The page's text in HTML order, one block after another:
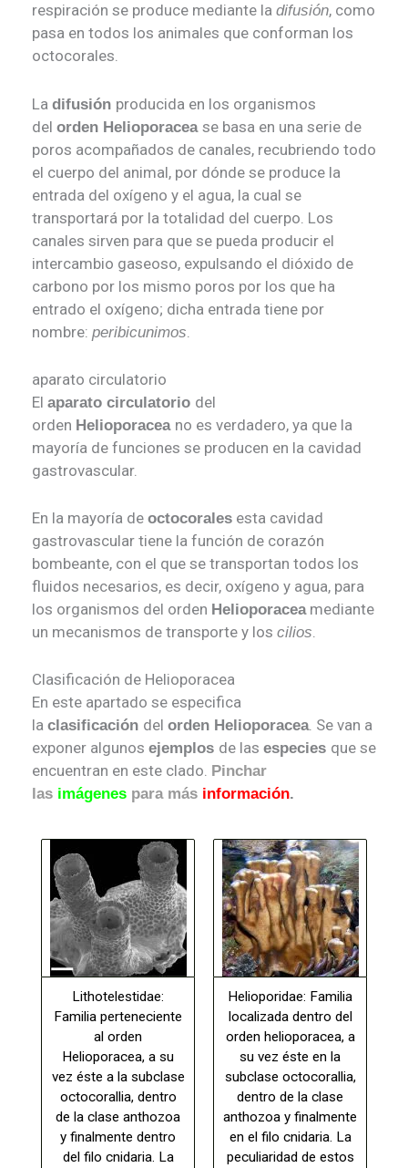
respiración se produce mediante la difusión, como
pasa en todos los animales que conforman los
octocorales.
La difusión producida en los organismos
del orden Helioporacea se basa en una serie de
poros acompañados de canales, recubriendo todo
el cuerpo del animal, por dónde se produce la
entrada del oxígeno y el agua, la cual se
transportará por la totalidad del cuerpo. Los
canales sirven para que se pueda producir el
intercambio gaseoso, expulsando el dióxido de
carbono por los mismo poros por los que ha
entrado el oxígeno; dicha entrada tiene por
nombre: peribicunimos
aparato circulatorio
El aparato circulatorio del
orden Helioporacea no es verdadero, ya que la
mayoría de funciones se producen en la cavidad
gastrovascular.
En la mayoría de octocorales esta cavidad
gastrovascular tiene la función de corazón
bombeante, con el que se transportan todos los
fluidos necesarios, es decir, oxígeno y agua, para
los organismos del orden Helioporaceamediante
un mecanismos de transporte y los cilios
Clasificación de Helioporacea
En este apartado se especifica
la clasificación del orden Helioporacea. Se van a
exponer algunos ejemplos de las especies que se
encuentran en este clado. Pinchar
las imágenes para más información.
Lithotelestidae:
Familia perteneciente
al orden
Helioporacea, a su
vez éste a la subclase
octocorallia, dentro
de la clase anthozoa
y finalmente dentro
del filo cnidaria. La
Helioporidae: Familia
localizada dentro del
orden helioporacea, a
su vez éste en la
subclase octocorallia,
dentro de la clase
anthozoa y finalmente
en el filo cnidaria. La
peculiaridad de estos